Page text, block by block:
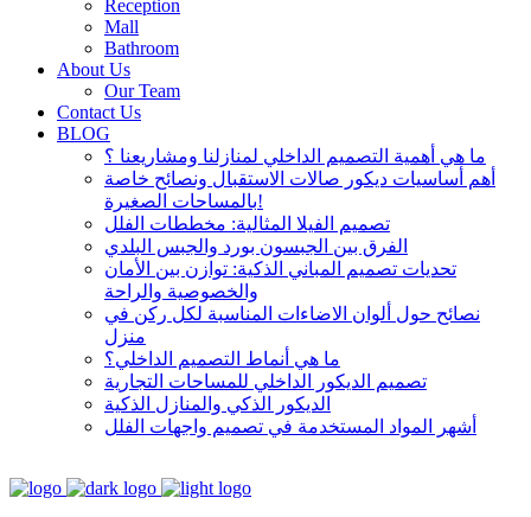
Reception
Mall
Bathroom
About Us
Our Team
Contact Us
BLOG
ما هي أهمية التصميم الداخلي لمنازلنا ومشاريعنا ؟
أهم أساسيات ديكور صالات الاستقبال ونصائح خاصة
بالمساحات الصغيرة!
تصميم الفيلا المثالية: مخططات الفلل
الفرق بين الجبسون بورد والجبس البلدي
تحديات تصميم المباني الذكية: توازن بين الأمان
والخصوصية والراحة
نصائح حول ألوان الاضاءات المناسبة لكل ركن في
منزل
ما هي أنماط التصميم الداخلي؟
تصميم الديكور الداخلي للمساحات التجارية
الديكور الذكي والمنازل الذكية
أشهر المواد المستخدمة في تصميم واجهات الفلل